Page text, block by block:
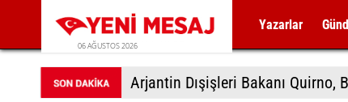
06 AĞUSTOS 2026
Yazarlar
Arjantin Dışişleri Bakanı Quirno,